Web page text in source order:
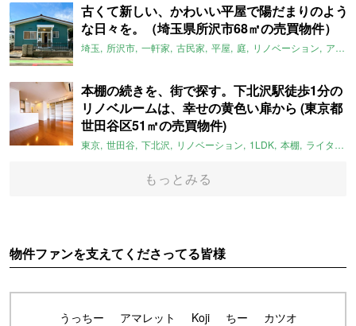
古くて新しい、かわいい平屋で陽だまりのよう
な日々を。（埼玉県所沢市68㎡の売買物件）
埼玉 所沢市 一軒家 古民家 平屋 庭 リノベーション アメリカンハウス
本棚の続きを、街で探す。下北沢駅徒歩1分の
リノベルームは、幸せの黄色い扉から (東京都
世田谷区51㎡の売買物件)
東京 世田谷 下北沢 リノベーション 1LDK 本棚 ライター：ほしりょうこ
もっとみる
物件ファンを支えてくださってる皆様
うっちー アマレット Koji ちー
カツオ